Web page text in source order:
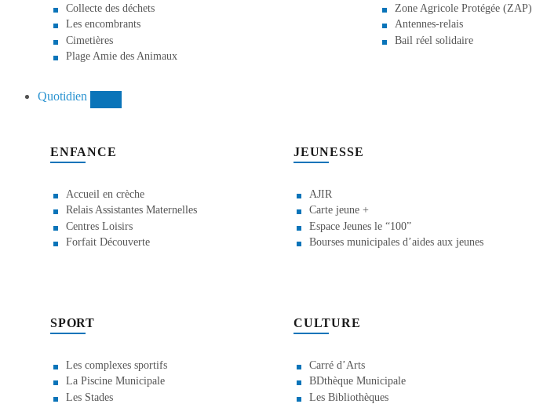
Collecte des déchets
Les encombrants
Cimetières
Plage Amie des Animaux
Zone Agricole Protégée (ZAP)
Antennes-relais
Bail réel solidaire
Quotidien
ENFANCE
Accueil en crèche
Relais Assistantes Maternelles
Centres Loisirs
Forfait Découverte
JEUNESSE
AJIR
Carte jeune +
Espace Jeunes le “100”
Bourses municipales d’aides aux jeunes
SPORT
Les complexes sportifs
La Piscine Municipale
Les Stades
CULTURE
Carré d’Arts
BDthèque Municipale
Les Bibliothèques